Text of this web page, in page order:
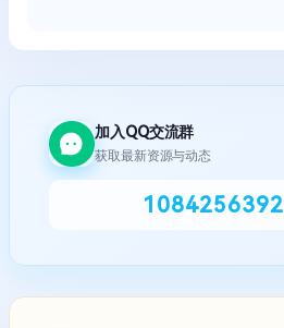
加入QQ交流群
获取最新资源与动态
1084256392